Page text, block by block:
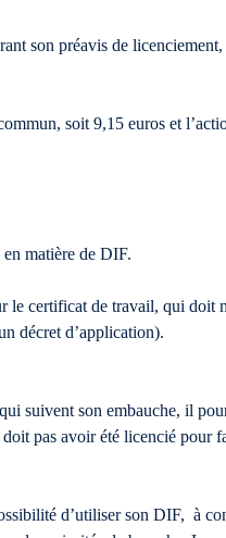
son préavis de
soit 9,15 euros et
matière de DIF.
certificat de travail, qui doit
décret d’application).
suivent son embauche, il
pas avoir été licencié
d’utiliser son DIF, à